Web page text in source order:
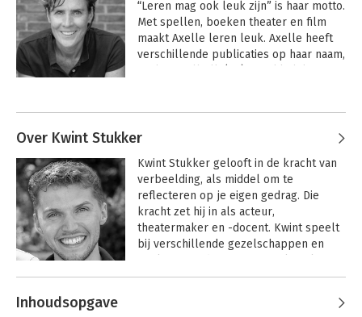
“Leren mag ook leuk zijn” is haar motto.
Met spellen, boeken theater en film
maakt Axelle leren leuk. Axelle heeft
verschillende publicaties op haar naam,
producten zijn in het Engels vertaald.
Met veel plezier maakt Axelle filmpjes,
waarin ze met humor kijkt naar
communicatie. Axelle maakt leren
‘serious fun’.
https://www.youtube.com/AxelledeRoy
Feedbackkaarten 2 Feedbackkaarten 1
Over Kwint Stukker
Kwint Stukker gelooft in de kracht van
verbeelding, als middel om te
reflecteren op je eigen gedrag. Die
kracht zet hij in als acteur,
theatermaker en -docent. Kwint speelt
bij verschillende gezelschappen en
instanties. Met dit boek maakt hij zijn
Andere boeken door Kwint Stukker
Inhoudsopgave